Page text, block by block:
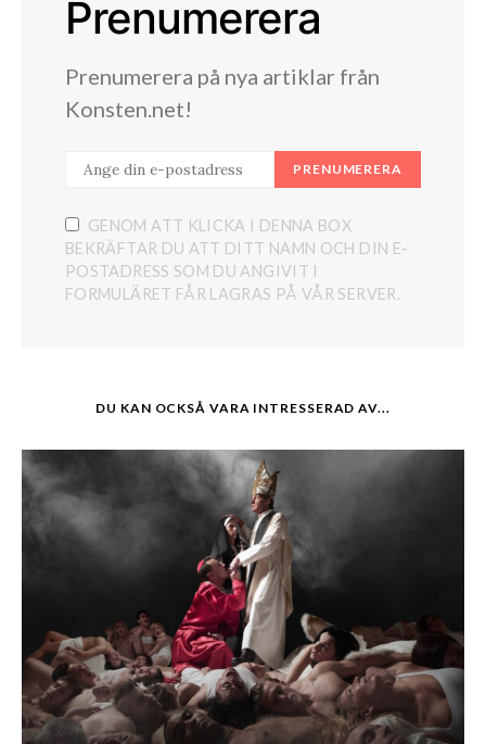
Prenumerera
Prenumerera på nya artiklar från
Konsten.net!
PRENUMERERA
GENOM ATT KLICKA I DENNA BOX
BEKRÄFTAR DU ATT DITT NAMN OCH DIN E-
POSTADRESS SOM DU ANGIVIT I
FORMULÄRET FÅR LAGRAS PÅ VÅR SERVER.
DU KAN OCKSÅ VARA INTRESSERAD AV...